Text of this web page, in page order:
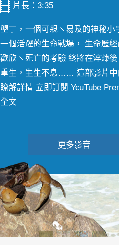
片長：3:35
墾丁，一個可親ヽ易及的神秘小
一個活躍的生命戰場， 生命歷
歡欣ヽ死亡的考驗 終將在淬煉
重生，生生不息…… 這部影片中
瞭解詳情 立即訂閱 YouTube
全文
更多影音